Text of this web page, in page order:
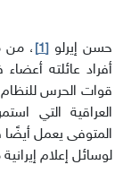
حسن إيرلو [1]
أفراد عائلته
قوات الحرس للنظام
العراقية التي
لوسائل إعلام